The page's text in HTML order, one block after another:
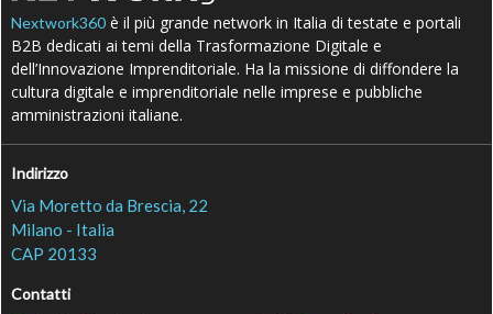
Nextwork360 è il più grande network in Italia di testate e portali
B2B dedicati ai temi della Trasformazione Digitale e
dell’Innovazione Imprenditoriale. Ha la missione di diffondere la
cultura digitale e imprenditoriale nelle imprese e pubbliche
amministrazioni italiane.
Indirizzo
Via Moretto da Brescia, 22
Milano - Italia
CAP 20133
Contatti